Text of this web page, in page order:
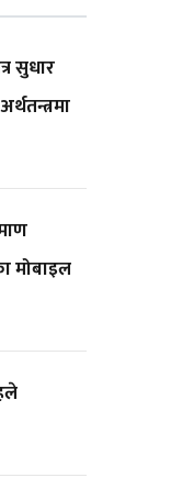
सुधार
मोबाइल